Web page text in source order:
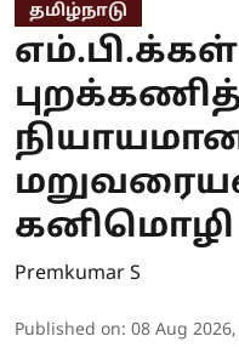
தமிழ்நாடு
கனிமொழி
Premkumar S
Published on: 08 Aug